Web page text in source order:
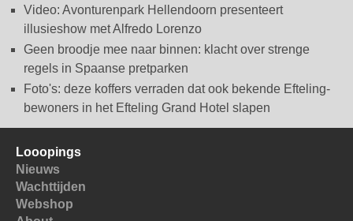
Video: Avonturenpark Hellendoorn presenteert
illusieshow met Alfredo Lorenzo
Geen broodje mee naar binnen: klacht over strenge
regels in Spaanse pretparken
Foto's: deze koffers verraden dat ook bekende Efteling-
bewoners in het Efteling Grand Hotel slapen
Looopings
Nieuws
Wachttijden
Webshop